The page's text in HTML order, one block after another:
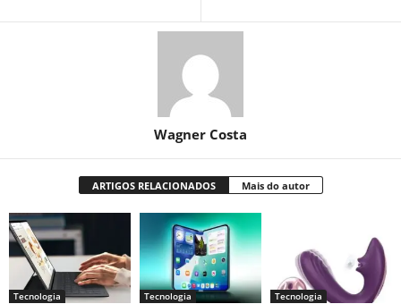
Wagner Costa
ARTIGOS RELACIONADOS Mais do autor
Tecnologia Tecnologia Tecnologia